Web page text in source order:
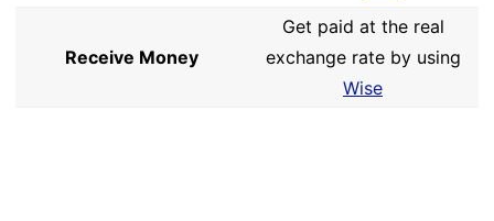
Receive Money
Get paid at the real
exchange rate by using
Wise